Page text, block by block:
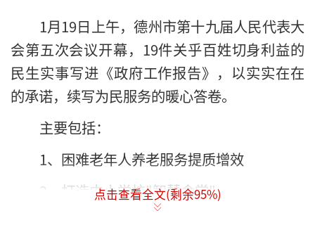
1月19日上午，德州市第十九届人民代表大
会第五次会议开幕，19件关乎百姓切身利益的
民生实事写进《政府工作报告》，以实实在在
的承诺，续写为民服务的暖心答卷。
主要包括：
1、困难老年人养老服务提质增效
2、打造中小学校"智慧食堂"
点击查看全文(剩余95%)